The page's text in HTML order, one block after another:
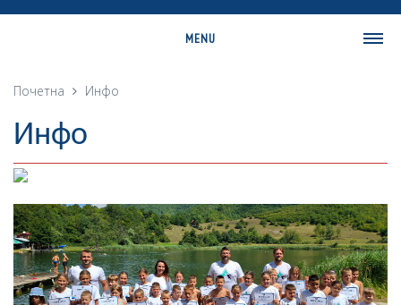
MENU
Историја
Географија
Насељена мјеста
Занимљивости
Фотогалерија
Почетна Инфо
Инфо